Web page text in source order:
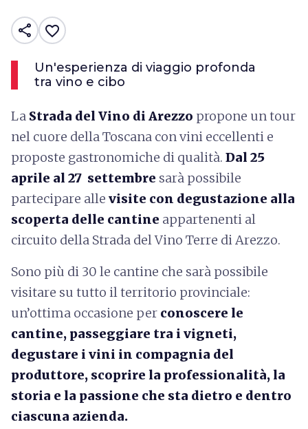
share favorite_border
Un'esperienza di viaggio profonda
tra vino e cibo
La Strada del Vino di Arezzo propone un tour
nel cuore della Toscana con vini eccellenti e
proposte gastronomiche di qualità. Dal 25
aprile al 27 settembre sarà possibile
partecipare alle visite con degustazione alla
scoperta delle cantine appartenenti al
circuito della Strada del Vino Terre di Arezzo.
Sono più di 30 le cantine che sarà possibile
visitare su tutto il territorio provinciale:
un’ottima occasione per conoscere le
cantine, passeggiare tra i vigneti,
degustare i vini in compagnia del
produttore, scoprire la professionalità, la
storia e la passione che sta dietro e dentro
ciascuna azienda.